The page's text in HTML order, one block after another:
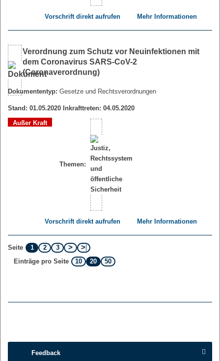
Vorschrift direkt aufrufen Mehr Informationen
Verordnung zum Schutz vor Neuinfektionen mit
dem Coronavirus SARS-CoV-2
(Coronaverordnung)
Dokumententyp: Gesetze und Rechtsverordnungen
Stand: 01.05.2020 Inkrafttreten: 04.05.2020
Außer Kraft
Themen:
Vorschrift direkt aufrufen Mehr Informationen
Seite 1 2
3
Einträge pro Seite
10 20 50
Feedback